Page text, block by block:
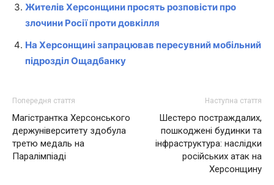
Жителів Херсонщини просять розповісти про
злочини Росії проти довкілля
На Херсонщині запрацював пересувний мобільний
підрозділ Ощадбанку
Попередня стаття
Магістрантка Херсонського
держуніверситету здобула
третю медаль на
Паралімпіаді
Наступна стаття
Шестеро постраждалих,
пошкоджені будинки та
інфраструктура: наслідки
російських атак на
Херсонщину